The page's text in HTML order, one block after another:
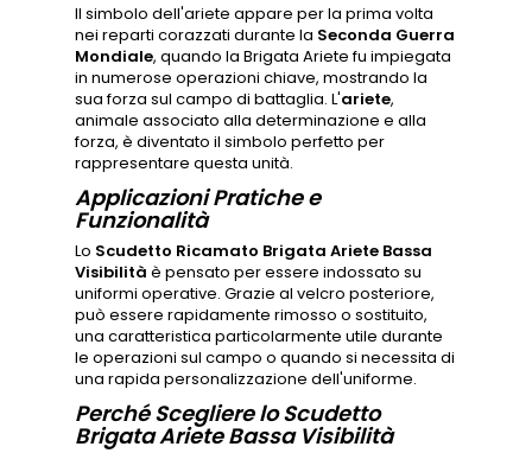
Il simbolo dell'ariete appare per la prima volta
nei reparti corazzati durante la Seconda Guerra
Mondiale, quando la Brigata Ariete fu impiegata
in numerose operazioni chiave, mostrando la
sua forza sul campo di battaglia. L'ariete,
animale associato alla determinazione e alla
forza, è diventato il simbolo perfetto per
rappresentare questa unità.
Applicazioni Pratiche e
Funzionalità
Lo Scudetto Ricamato Brigata Ariete Bassa
Visibilità è pensato per essere indossato su
uniformi operative. Grazie al velcro posteriore,
può essere rapidamente rimosso o sostituito,
una caratteristica particolarmente utile durante
le operazioni sul campo o quando si necessita di
una rapida personalizzazione dell'uniforme.
Perché Scegliere lo Scudetto
Brigata Ariete Bassa Visibilità